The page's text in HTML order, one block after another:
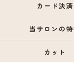
カード決済
当サロンの
カット